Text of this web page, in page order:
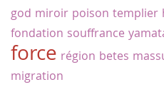
god miroir poison templier
fondation souffrance
force région betes
migration